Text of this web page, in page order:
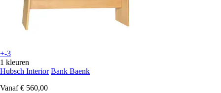
+-3
1 kleuren
Hubsch Interior Bank Baenk
Vanaf € 560,00